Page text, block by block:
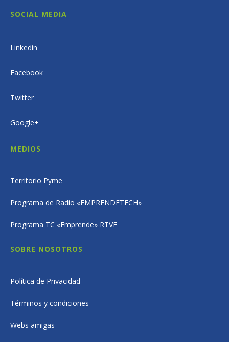
SOCIAL MEDIA
Linkedin
Facebook
Twitter
Google+
MEDIOS
Territorio Pyme
Programa de Radio «EMPRENDETECH»
Programa TC «Emprende» RTVE
SOBRE NOSOTROS
Política de Privacidad
Términos y condiciones
Webs amigas